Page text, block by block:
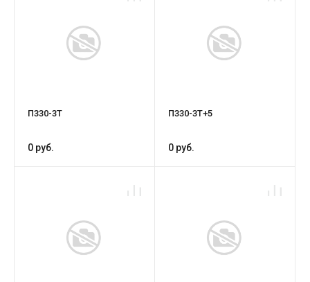
П330-3Т
0 руб.
П330-3Т+5
0 руб.